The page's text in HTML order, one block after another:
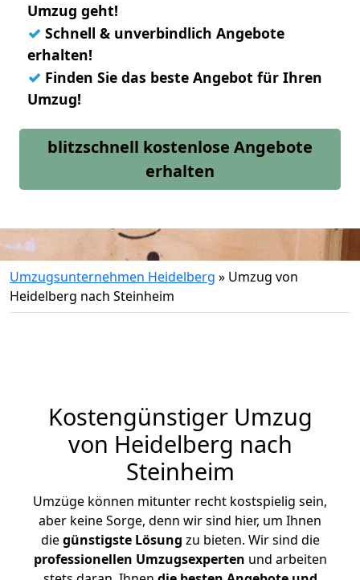
Umzug geht!
✓ Schnell & unverbindlich Angebote
erhalten!
✓ Finden Sie das beste Angebot für Ihren
Umzug!
blitzschnell kostenlose Angebote
erhalten
Umzugsunternehmen Heidelberg » Umzug von
Heidelberg nach Steinheim
Kostengünstiger Umzug
von Heidelberg nach
Steinheim
Umzüge können mitunter recht kostspielig sein,
aber keine Sorge, denn wir sind hier, um Ihnen
diegünstigste Lösung zu bieten. Wir sind die
professionellen Umzugsexperten und arbeiten